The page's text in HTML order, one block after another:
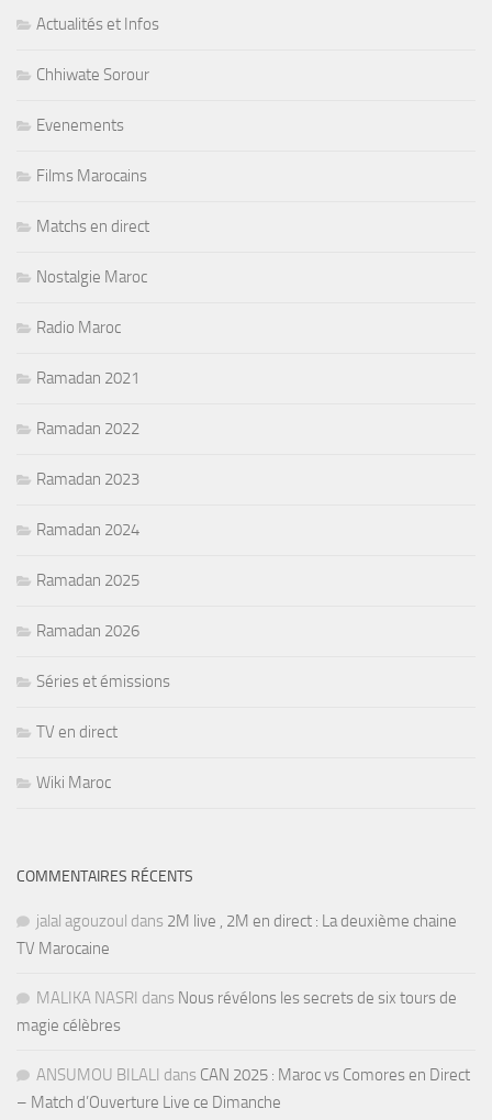
Actualités et Infos
Chhiwate Sorour
Evenements
Films Marocains
Matchs en direct
Nostalgie Maroc
Radio Maroc
Ramadan 2021
Ramadan 2022
Ramadan 2023
Ramadan 2024
Ramadan 2025
Ramadan 2026
Séries et émissions
TV en direct
Wiki Maroc
COMMENTAIRES RÉCENTS
jalal agouzoul dans 2M live , 2M en direct : La deuxième chaine
TV Marocaine
MALIKA NASRI dans Nous révélons les secrets de six tours de
magie célèbres
ANSUMOU BILALI dans CAN 2025 : Maroc vs Comores en Direct
– Match d’Ouverture Live ce Dimanche